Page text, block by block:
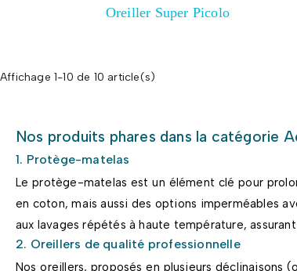
Oreiller Super Picolo
Affichage 1-10 de 10 article(s)
Nos produits phares dans la catégorie
1. Protège-matelas
Le protège-matelas est un élément clé pour
en coton, mais aussi des options imperméables
aux lavages répétés à haute température,
2. Oreillers de qualité professionnelle
Nos oreillers, proposés en plusieurs